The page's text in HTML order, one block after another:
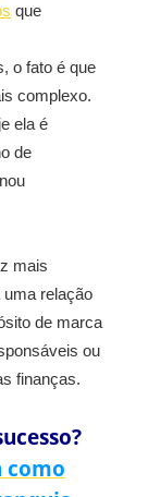
que
o fato é que
complexo.
ela é
de
mais
relação
de marca
ou
finanças.
como